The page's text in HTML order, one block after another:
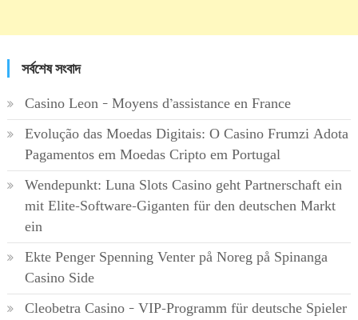
সর্বশেষ সংবাদ
Casino Leon – Moyens d’assistance en France
Evolução das Moedas Digitais: O Casino Frumzi Adota
Pagamentos em Moedas Cripto em Portugal
Wendepunkt: Luna Slots Casino geht Partnerschaft ein
mit Elite-Software-Giganten für den deutschen Markt
ein
Ekte Penger Spenning Venter på Noreg på Spinanga
Casino Side
Cleobetra Casino – VIP-Programm für deutsche Spieler